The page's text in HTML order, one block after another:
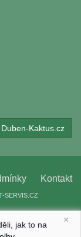
Kaktus.cz
Kontakt
SERVIS.CZ
×
jak to na